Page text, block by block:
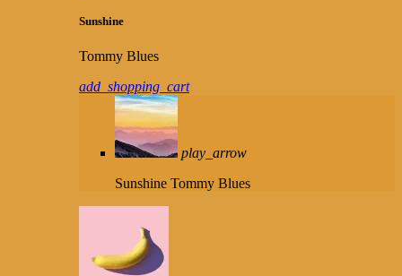
Sunshine
Tommy Blues
add_shopping_cart
play_arrow
Sunshine Tommy Blues